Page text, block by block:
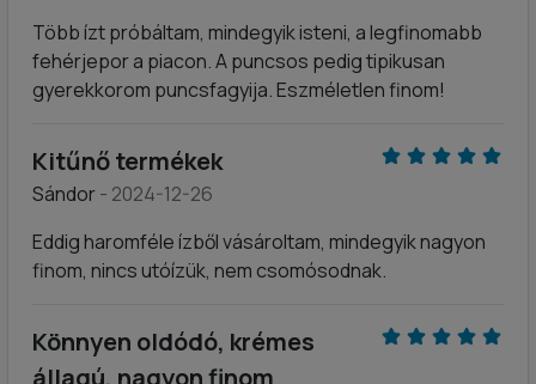
Több ízt próbáltam, mindegyik isteni, a legfinomabb
fehérjepor a piacon. A puncsos pedig tipikusan
gyerekkorom puncsfagyija. Eszméletlen finom!
Kitűnő termékek
Sándor- 2024-12-26
Eddig haromféle ízből vásároltam, mindegyik nagyon
finom, nincs utóízük, nem csomósodnak.
Könnyen oldódó, krémes
állagú, nagyon finom